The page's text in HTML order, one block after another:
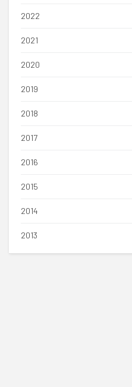
2022
2021
2020
2019
2018
2017
2016
2015
2014
2013